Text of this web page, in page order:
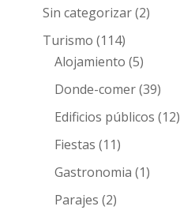
Sin categorizar(2)
Turismo (114)
Alojamiento (5)
Donde-comer(39)
Edificios públicos (12)
Fiestas (11)
Gastronomia (1)
Parajes (2)